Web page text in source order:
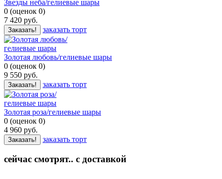
Звезды неба/гелиевые шары
0 (оценок 0)
7 420 руб.
Заказать! заказать торт
Золотая любовь/гелиевые шары
0 (оценок 0)
9 550 руб.
Заказать! заказать торт
Золотая роза/гелиевые шары
0 (оценок 0)
4 960 руб.
Заказать! заказать торт
сейчас смотрят.. с доставкой